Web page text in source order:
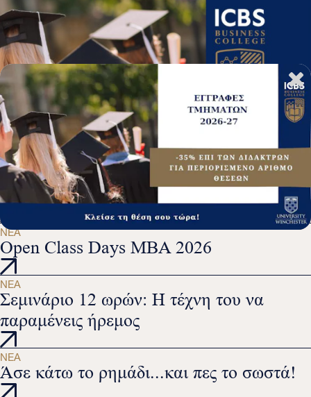
ΝΈΑ
Εγγραφές ΜΒΑ Τμήματα Φεβρουαρίου
2026
ΝΈΑ
Open Class Days MBA 2026
ΝΈΑ
Σεμινάριο 12 ωρών: Η τέχνη του να
παραμένεις ήρεμος
ΝΈΑ
Άσε κάτω το ρημάδι...και πες το σωστά!